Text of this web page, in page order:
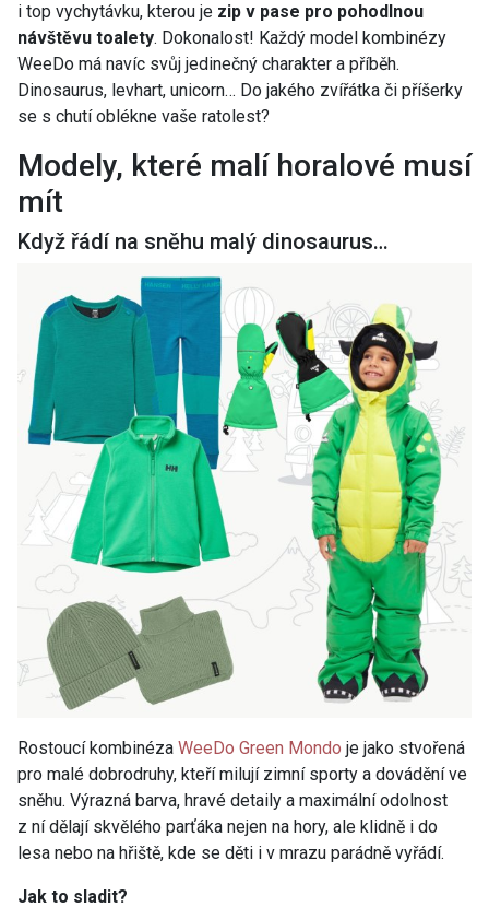
i top vychytávku, kterou je zip v pase pro pohodlnou
návštěvu toalety. Dokonalost! Každý model kombinézy
WeeDo má navíc svůj jedinečný charakter a příběh.
Dinosaurus, levhart, unicorn… Do jakého zvířátka či příšerky
se s chutí oblékne vaše ratolest?
Modely, které malí horalové musí
mít
Když řádí na sněhu malý dinosaurus…
Rostoucí kombinéza WeeDo Green Mondo je jako stvořená
pro malé dobrodruhy, kteří milují zimní sporty a dovádění ve
sněhu. Výrazná barva, hravé detaily a maximální odolnost
z ní dělají skvělého parťáka nejen na hory, ale klidně i do
lesa nebo na hřiště, kde se děti i v mrazu parádně vyřádí.
Jak to sladit?